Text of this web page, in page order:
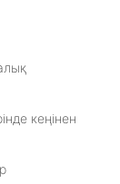
кеңінен